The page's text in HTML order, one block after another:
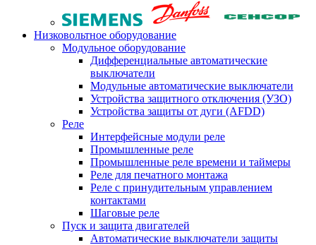
Низковольтное оборудование
Модульное оборудование
Дифференциальные автоматические
выключатели
Модульные автоматические выключатели
Устройства защитного отключения (УЗО)
Устройства защиты от дуги (AFDD)
Реле
Интерфейсные модули реле
Промышленные реле
Промышленные реле времени и таймеры
Реле для печатного монтажа
Реле с принудительным управлением
контактами
Шаговые реле
Пуск и защита двигателей
Автоматические выключатели защиты